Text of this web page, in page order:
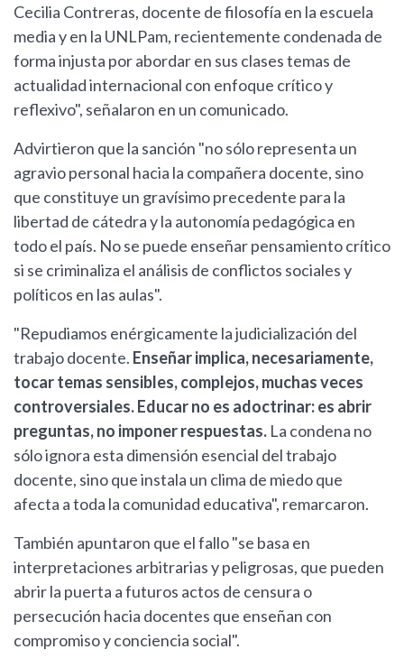
Cecilia Contreras, docente de filosofía en la escuela
media y en la UNLPam, recientemente condenada de
forma injusta por abordar en sus clases temas de
actualidad internacional con enfoque crítico y
reflexivo", señalaron en un comunicado.
Advirtieron que la sanción "no sólo representa un
agravio personal hacia la compañera docente, sino
que constituye un gravísimo precedente para la
libertad de cátedra y la autonomía pedagógica en
todo el país. No se puede enseñar pensamiento crítico
si se criminaliza el análisis de conflictos sociales y
políticos en las aulas".
"Repudiamos enérgicamente la judicialización del
trabajo docente. Enseñar implica, necesariamente,
tocar temas sensibles, complejos, muchas veces
controversiales. Educar no es adoctrinar: es abrir
preguntas, no imponer respuestas. La condena no
sólo ignora esta dimensión esencial del trabajo
docente, sino que instala un clima de miedo que
afecta a toda la comunidad educativa", remarcaron.
También apuntaron que el fallo "se basa en
interpretaciones arbitrarias y peligrosas, que pueden
abrir la puerta a futuros actos de censura o
persecución hacia docentes que enseñan con
compromiso y conciencia social".